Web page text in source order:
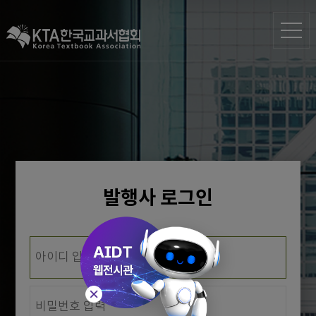
발행사 로그인